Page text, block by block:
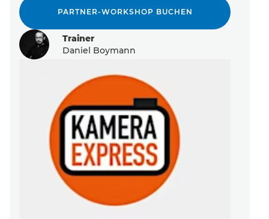
Event-Code hier eingeben
PARTNER-WORKSHOP BUCHEN
Trainer
Daniel Boymann